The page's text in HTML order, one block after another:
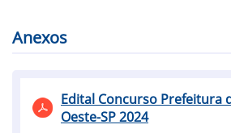
Anexos
Edital Concurso Prefeitura
Oeste-SP 2024